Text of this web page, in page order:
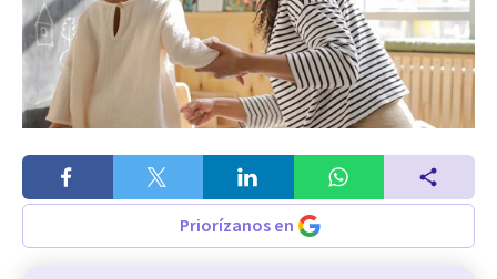
Priorízanos en